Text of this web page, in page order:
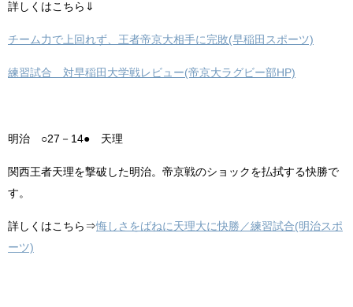
詳しくはこちら⇓
チーム力で上回れず、王者帝京大相手に完敗(早稲田スポーツ)
練習試合 対早稲田大学戦レビュー(帝京大ラグビー部HP)
明治 ○27－14● 天理
関西王者天理を撃破した明治。帝京戦のショックを払拭する快勝で
す。
詳しくはこちら⇒悔しさをばねに天理大に快勝／練習試合(明治スポ
ーツ)